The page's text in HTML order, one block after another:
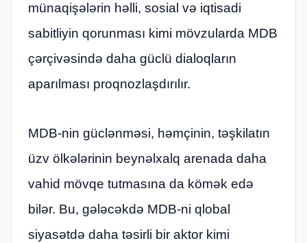
münaqişələrin həlli, sosial və iqtisadi
sabitliyin qorunması kimi mövzularda MDB
çərçivəsində daha güclü dialoqların
aparılması proqnozlaşdırılır.
MDB-nin güclənməsi, həmçinin, təşkilatın
üzv ölkələrinin beynəlxalq arenada daha
vahid mövqe tutmasına da kömək edə
bilər. Bu, gələcəkdə MDB-ni qlobal
siyasətdə daha təsirli bir aktor kimi